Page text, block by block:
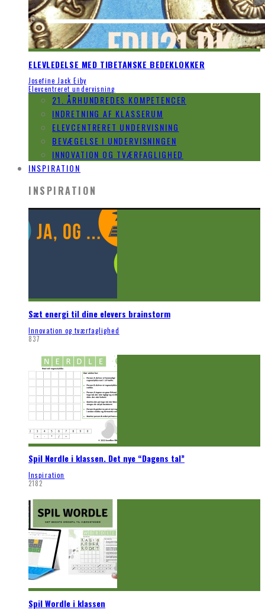
ELEVLEDELSE MED TIBETANSKE BEDEKLOKKER
Josefine Jack Eiby
Elevcentreret undervisning
21. ÅRHUNDREDES KOMPETENCER
INDRETNING AF KLASSERUM
ELEVCENTRERET UNDERVISNING
BEVÆGELSE I UNDERVISNINGEN
INNOVATION OG TVÆRFAGLIGHED
INSPIRATION
INSPIRATION
Sæt energi til dine elevers brainstorm
Innovation og tværfaglighed
837
Spil Nerdle i klassen. Det nye “Dagens tal”
Inspiration
2182
Spil Wordle i klassen